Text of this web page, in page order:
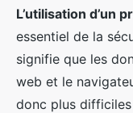
L’utilisation d’un
essentiel de la
signifie que les
web et le
donc plus